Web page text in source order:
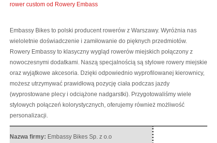
rower custom od Rowery Embass
Embassy Bikes to polski producent rowerów z Warszawy. Wyróżnia nas
wieloletnie doświadczenie i zamiłowanie do pięknych przedmiotów.
Rowery Embassy to klasyczny wygląd rowerów miejskich połączony z
nowoczesnymi dodatkami. Naszą specjalnością są stylowe rowery miejskie
oraz wyjątkowe akcesoria. Dzięki odpowiednio wyprofilowanej kierownicy,
możesz utrzymywać prawidłową pozycję ciała podczas jazdy
(wyprostowane plecy i odciążone nadgarstki). Przygotowaliśmy wiele
stylowych połączeń kolorystycznych, oferujemy również możliwość
personalizacji.
Nazwa firmy: Embassy Bikes Sp. z o.o